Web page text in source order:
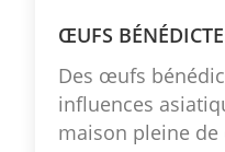
ŒUFS BÉNÉDICTE
Des œufs
influences
maison pleine de